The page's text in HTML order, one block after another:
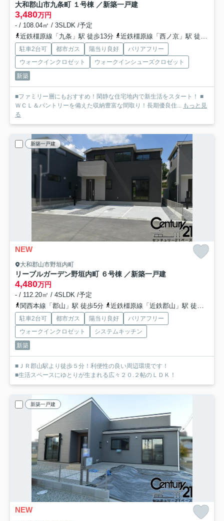
大和郡山市九条町 １号棟 ／新築一戸建
3,480万円
- / 108.04㎡ / 3SLDK /予定
近鉄橿原線「九条」駅 徒歩13分
近鉄橿原線「西ノ京」駅 徒歩24分
駐車2台可 都市ガス 陽当り良好
バリアフリー
ウォークインクロゼット
ウォークインシューズクロゼット
新築
■ファミリー層にもおすすめ！閑静な住宅地内で新生活をスタート！ ■
ＷＣＬ＆パントリーを備えた収納豊富な間取り！長期優良住... もっと見
る
新築一戸建
NEW
大和郡山市野垣内町
リーブルガーデン野垣内町 ６号棟 ／新築一戸建
4,480万円
- / 112.20㎡ / 4SLDK /予定
関西本線「郡山」駅 徒歩5分
近鉄橿原線「近鉄郡山」駅 徒歩19分
駐車2台可 都市ガス 陽当り良好
バリアフリー
ウォークインクロゼット
システムキッチン
新築
■ＪＲ郡山駅より徒歩５分！利便性の良い周辺環境です！
■生活スペースにゆとりが生まれる広々２０.２帖のＬＤＫ！
新築一戸建
NEW